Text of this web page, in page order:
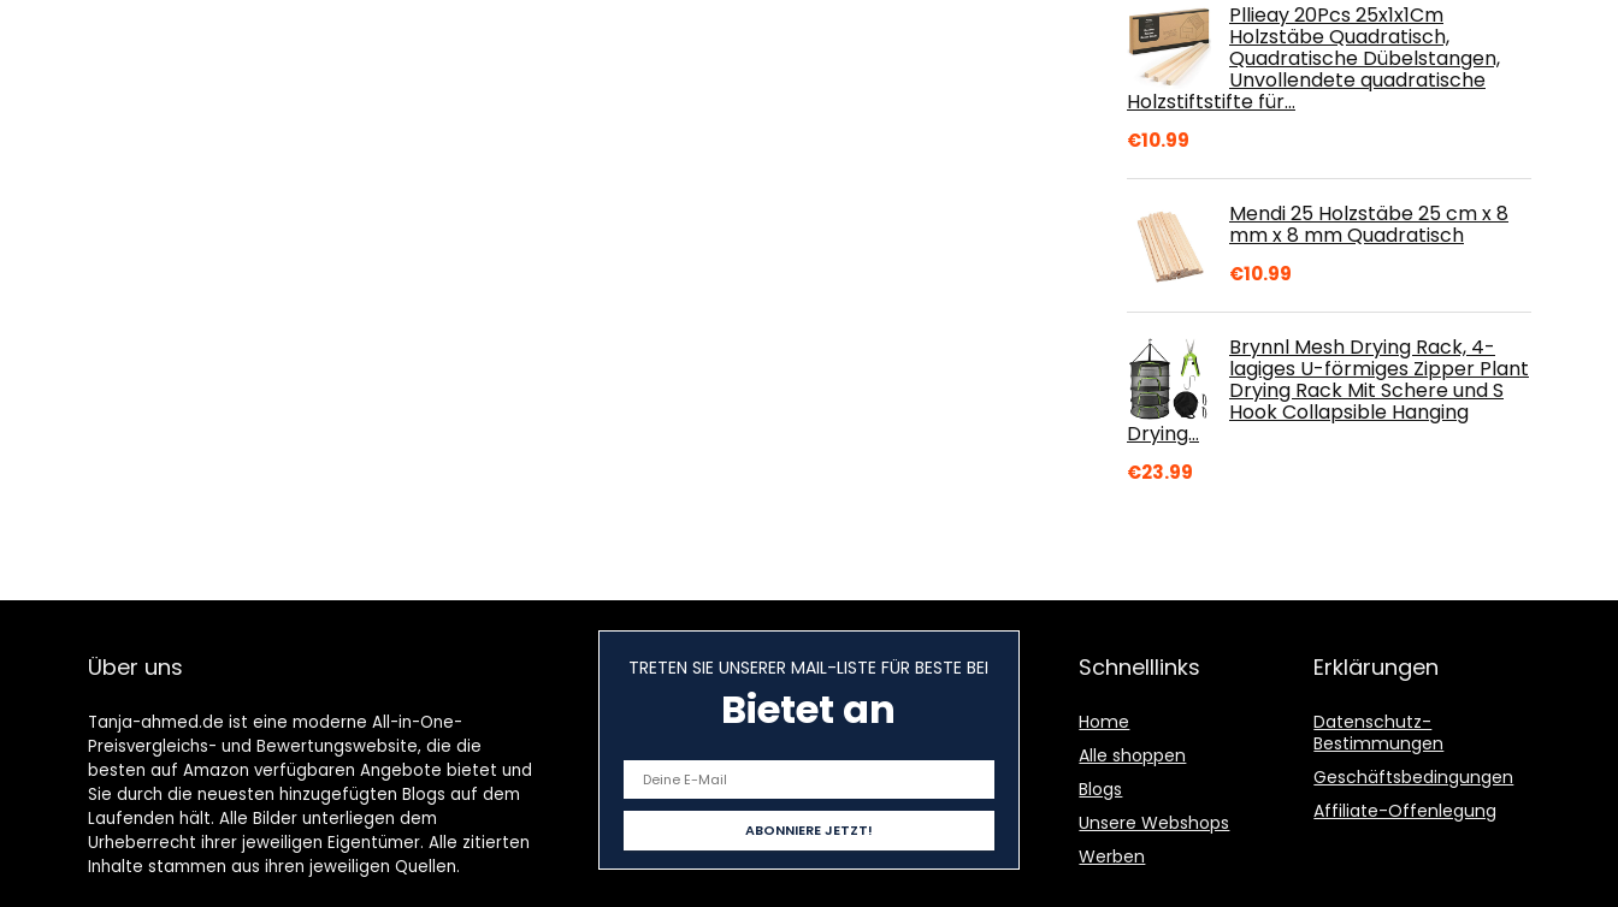
Pllieay 20Pcs 25x1x1Cm
Holzstäbe Quadratisch,
Quadratische Dübelstangen,
Unvollendete quadratische
Holzstiftstifte für…
€10.99
Mendi 25 Holzstäbe 25 cm x 8
mm x 8 mm Quadratisch
€10.99
Brynnl Mesh Drying Rack, 4-
lagiges U-förmiges Zipper Plant
Drying Rack Mit Schere und S
Hook Collapsible Hanging
Drying…
€23.99
Über uns
Tanja-ahmed.de ist eine moderne All-in-One-
Preisvergleichs- und Bewertungswebsite, die die
besten auf Amazon verfügbaren Angebote bietet und
Sie durch die neuesten hinzugefügten Blogs auf dem
Laufenden hält. Alle Bilder unterliegen dem
Urheberrecht ihrer jeweiligen Eigentümer. Alle zitierten
Inhalte stammen aus ihren jeweiligen Quellen.
TRETEN SIE UNSERER MAIL-LISTE FÜR BESTE BEI
Bietet an
Schnelllinks
Home
Alle shoppen
Blogs
Unsere Webshops
Werben
Erklärungen
Datenschutz-
Bestimmungen
Geschäftsbedingungen
Affiliate-Offenlegung